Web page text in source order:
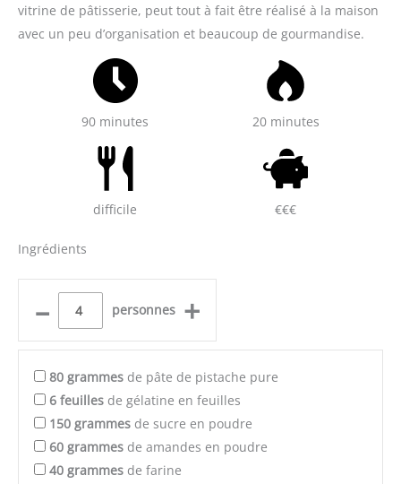
vitrine de pâtisserie, peut tout à fait être réalisé à la maison
avec un peu d’organisation et beaucoup de gourmandise.
90 minutes 20 minutes
difficile €€€
Ingrédients
– personnes +
80 grammes de pâte de pistache pure
6 feuilles de gélatine en feuilles
150 grammes de sucre en poudre
60 grammes de amandes en poudre
40 grammes de farine